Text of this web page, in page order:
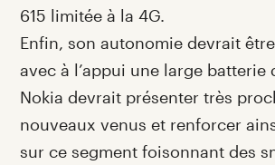
615 limitée à la 4G.
Enfin, son autonomie devrait
avec à l’appui une large batterie
Nokia devrait présenter très
nouveaux venus et renforcer
sur ce segment foisonnant des